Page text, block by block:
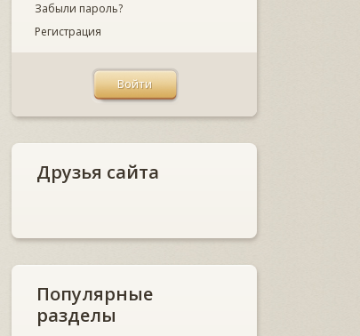
Забыли пароль?
Регистрация
Друзья сайта
Популярные
разделы